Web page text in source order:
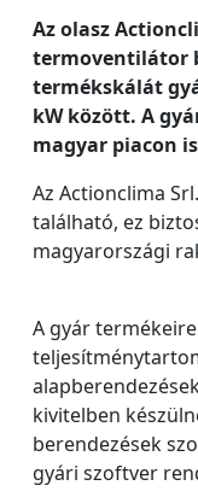
Az olasz
termoventilátor
termékskálát
kW között. A
magyar piacon
Az Actionclima
található, ez
magyarországi
A gyár
kivitelben
berendezések
gyári szoftver